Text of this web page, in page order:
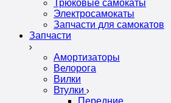
Трюковые самокаты
Электросамокаты
Запчасти для самокатов
Запчасти
Амортизаторы
Велорога
Вилки
Втулки
Передние